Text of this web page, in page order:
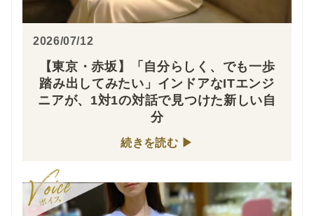
2026/07/12
【東京・赤坂】「自分らしく、でも一歩
踏み出してみたい」インドアなITエンジ
ニアが、1対1の対話で見つけた新しい自
分
続きを読む